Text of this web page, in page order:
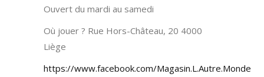
Ouvert du mardi au samedi
Où jouer ? Rue Hors-Château, 20 4000
Liège
https://www.facebook.com/Magasin.L.Autre.Monde